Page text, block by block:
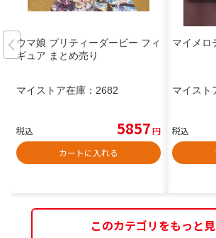
ウマ娘 プリティーダービー フィ
ギュア まとめ売り
マイストア在庫： 2682
税込 5857円
カートに入れる
マイメ
マイスト
税込
このカテゴリをもっと